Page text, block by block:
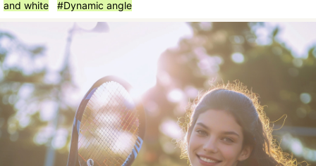
and white #Dynamic angle